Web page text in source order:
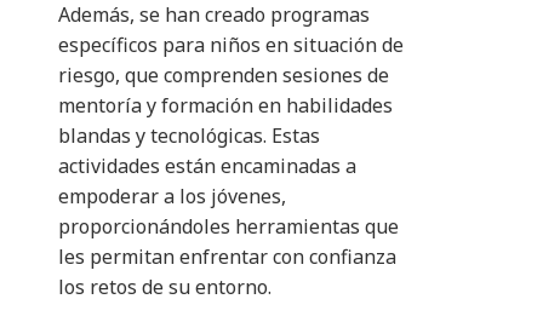
Además, se han creado programas
específicos para niños en situación de
riesgo, que comprenden sesiones de
mentoría y formación en habilidades
blandas y tecnológicas. Estas
actividades están encaminadas a
empoderar a los jóvenes,
proporcionándoles herramientas que
les permitan enfrentar con confianza
los retos de su entorno.